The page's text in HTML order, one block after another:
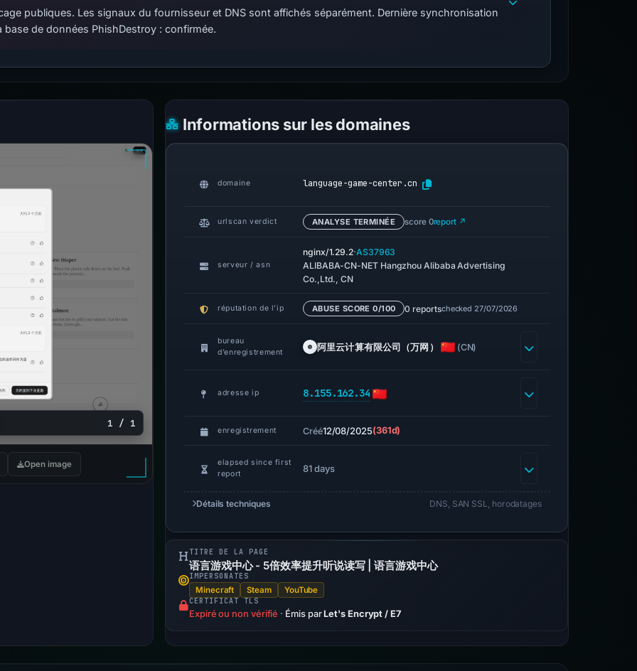
publiques. Les signaux du fournisseur et DNS sont affichés séparément. Dernière synchronisation
de données PhishDestroy : confirmée.
1 / 1
Open image
Informations sur les domaines
domaine language-game-center.cn
urlscan verdict ANALYSE TERMINÉE score 0report ↗
serveur / asn
nginx/1.29.2·AS37963
ALIBABA-CN-NET Hangzhou Alibaba Advertising
Co.,Ltd., CN
réputation de l’ip ABUSE SCORE 0/100 0 reportschecked 27/07/2026
bureau
d’enregistrement
阿里云计算有限公司（万网） (CN)
adresse ip 8.155.162.34
enregistrement Créé12/08/2025(361d)
elapsed since first
report
81 days
Détails techniques DNS, SAN SSL, horodatages
TITRE DE LA PAGE
语言游戏中心 - 5倍效率提升听说读写 | 语言游戏中心
IMPERSONATES
Minecraft Steam YouTube
CERTIFICAT TLS
Expiré ou non vérifié · Émis parLet's Encrypt / E7